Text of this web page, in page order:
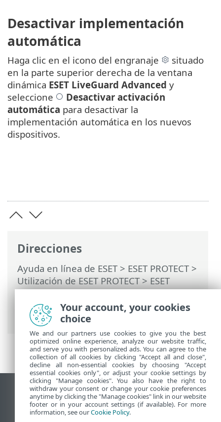
Direcciones
Ayuda en línea de ESET> ESET PROTECT>
Utilización de ESET PROTECT>ESET
PROTECT Menú principal>Módulos de
plataforma> Activar ESET LiveGuard
Advanced
Desactivar implementación
automática
Haga clic en el icono del engranaje
situado
en la parte superior derecha de la ventana
dinámica ESET LiveGuard Advanced y
seleccione
Desactivar activación
automática para desactivar la
implementación automática en los nuevos
dispositivos.
Ver sitio para ordenador
End of Life
Base de conocimiento de ESET
Your account, your cookies
choice
We and our partners use cookies to give you the best
optimized online experience, analyze our website traffic,
and serve you with personalized ads. You can agree to the
collection of all cookies by clicking "Accept all and close",
decline all non-essential cookies by choosing "Accept
essential cookies only", or adjust your cookie settings by
clicking "Manage cookies". You also have the right to
withdraw your consent or change your cookie preferences
anytime by clicking the "Manage cookies" link in our website
footer or in your account settings (if available). For more
information, see ourCookie Policy.